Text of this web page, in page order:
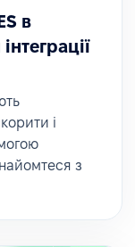
в
і
з